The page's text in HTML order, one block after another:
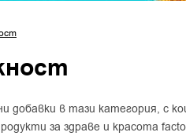
добавки в тази категория,
за здраве и красота